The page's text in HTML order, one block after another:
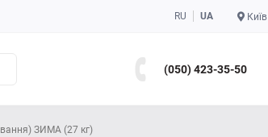
RU UA Київ
(050) 423-35-50
ЗИМА (27 кг)